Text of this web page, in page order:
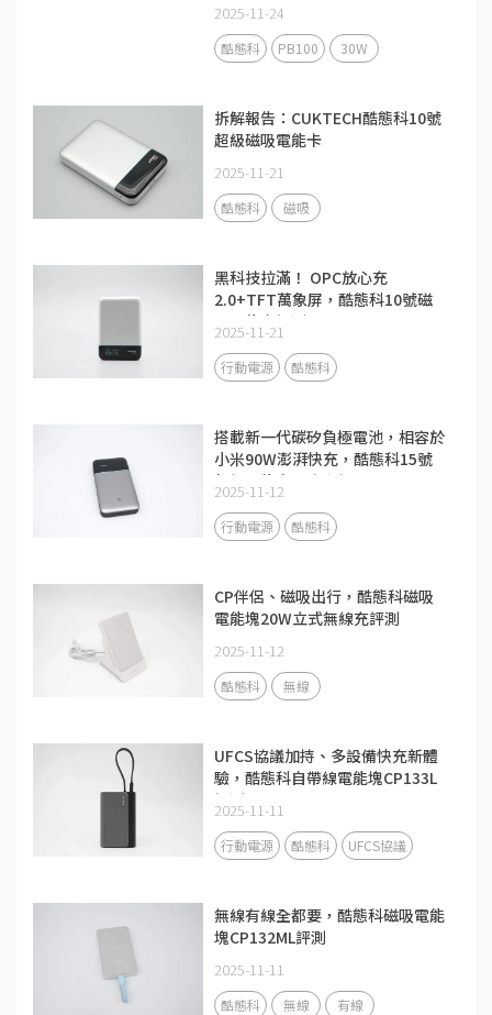
2025-11-24
酷態科 PB100 30W
拆解報告：CUKTECH酷態科10號
超級磁吸電能卡
2025-11-21
酷態科 磁吸
黑科技拉滿！ OPC放心充
2.0+TFT萬象屏，酷態科10號磁
吸電能卡評測
2025-11-21
行動電源 酷態科
搭載新一代碳矽負極電池，相容於
小米90W澎湃快充，酷態科15號
超級電能卡Air評測
2025-11-12
行動電源 酷態科
CP伴侶、磁吸出行，酷態科磁吸
電能塊20W立式無線充評測
2025-11-12
酷態科 無線
UFCS協議加持、多設備快充新體
驗，酷態科自帶線電能塊CP133L
評測
2025-11-11
行動電源 酷態科 UFCS協議
無線有線全都要，酷態科磁吸電能
塊CP132ML評測
2025-11-11
酷態科 無線 有線